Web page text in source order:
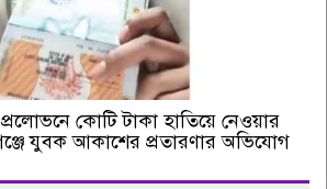
প্রলোভনে কোটি টাকা হাতিয়ে নেওয়ার
যুবক আকাশের প্রতারণার অভিযোগ